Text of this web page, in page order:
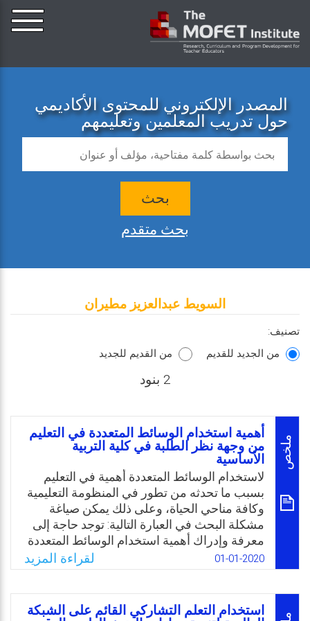
المصدر الإلكتروني للمحتوى الأكاديمي
حول تدريب المعلمين وتعليمهم
بحث
بحث متقدم
السويط عبدالعزيز مطيران
تصنيف:
من الجديد للقديم
من القديم للجديد
2 بنود
ملخص
أهمية استخدام الوسائط المتعددة في التعليم
من وجهة نظر الطلبة في كلية التربية
الأساسية
لاستخدام الوسائط المتعددة أهمية في التعليم
بسبب ما تحدثه من تطور في المنظومة التعليمية
وكافة مناحي الحياة، وعلى ذلك يمكن صياغة
مشكلة البحث في العبارة التالية: توجد حاجة إلى
معرفة وإدراك أهمية استخدام الوسائط المتعددة
في التعليم لدى طلبة مقرر مقدمة في تكنولوجيا
التعليم في كلية التربية الأساسية. وتأسيسًا على
ذلك وبالإضافة إلى نتائج البحوث والدراسات
السابقة ذات الصلة، تتضح أهمية الكشف عن
01-01-2020 لقراءة المزيد
استخدام التعلم التشاركي القائم على الشبكة